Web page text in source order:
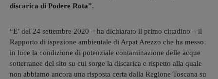
discarica di Podere Rota”.
“E’ del 24 settembre 2020 – ha dichiarato il primo cittadino – il
Rapporto di ispezione ambientale di Arpat Arezzo che ha messo
in luce la condizione di potenziale contaminazione delle acque
sotterranee del sito su cui sorge la discarica e rispetto alla quale
non abbiamo ancora una risposta certa dalla Regione Toscana su